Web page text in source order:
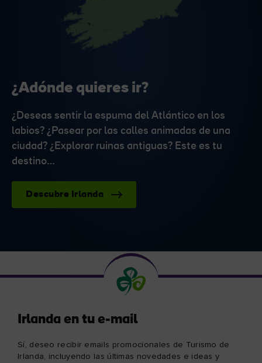
¿Adónde quieres ir?
¿Deseas sentir la espuma del Atlántico en los
labios? ¿Pasear por las calles animadas de una
ciudad? ¿Explorar ruinas antiguas? Este es tu
destino…
Descubre Irlanda
Irlanda en tu e-mail
Sí, deseo recibir emails promocionales de Turismo de
Irlanda, incluyendo las últimas novedades e ideas y